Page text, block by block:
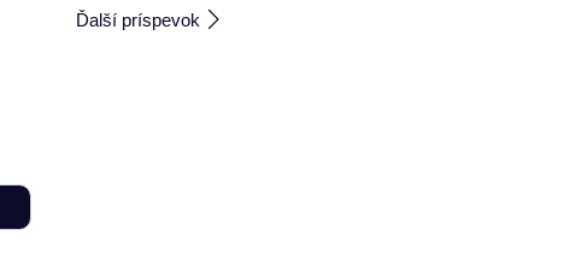
Ďalší príspevok